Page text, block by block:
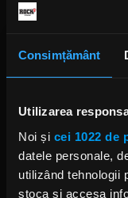
Consimțământ
Utilizarea
Noi și cei 1022 de
datele personale,
utilizând tehnologii
stoca și accesa
NEAL MORSE